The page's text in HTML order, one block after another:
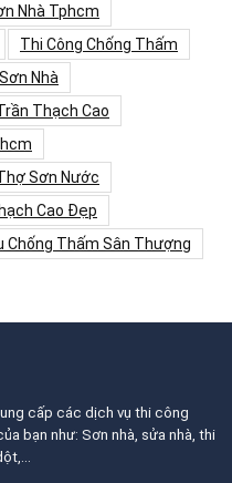
Nhà Tphcm
Thi Công Chống Thấm
Nhà
Thạch Cao
Sơn Nước
Cao Đẹp
Chống Thấm Sân Thượng
cấp các dịch vụ thi công
bạn như: Sơn nhà, sửa nhà, thi